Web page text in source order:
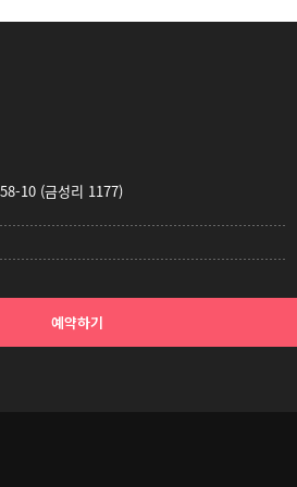
10 (금성리 1177)
예약하기